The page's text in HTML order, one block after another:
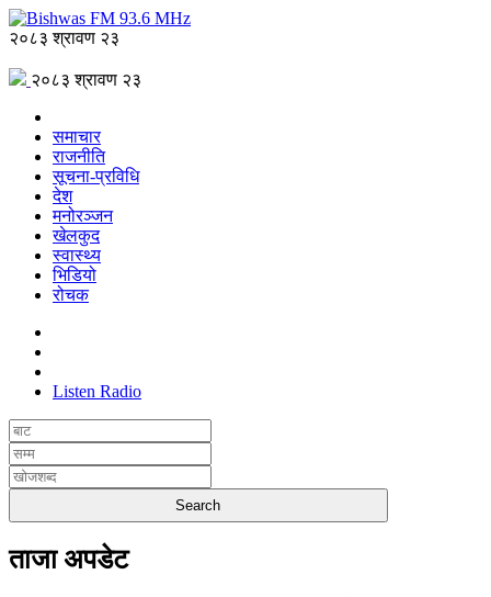
२०८३ श्रावण २३
२०८३ श्रावण २३
समाचार
राजनीति
सूचना-प्रविधि
देश
मनोरञ्जन
खेलकुद
स्वास्थ्य
भिडियो
रोचक
Listen Radio
ताजा अपडेट